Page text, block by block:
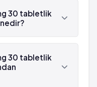
az görülebilir
30 tabletlik
tabletlik
'dür.
30 tabletlik